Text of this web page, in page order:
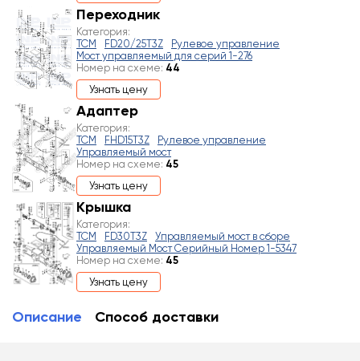
Переходник
Категория:
TCM
FD20/25T3Z
Рулевое управление
Мост управляемый для серий 1-276
Номер на схеме: 44
Узнать цену
Адаптер
Категория:
TCM
FHD15T3Z
Рулевое управление
Управляемый мост
Номер на схеме: 45
Узнать цену
Крышка
Категория:
TCM
FD30T3Z
Управляемый мост в сборе
Управляемый Мост Серийный Номер 1-5347
Номер на схеме: 45
Узнать цену
Описание Способ доставки